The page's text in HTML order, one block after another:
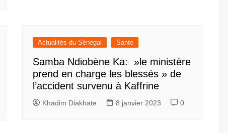
Actualités du Sénégal Sante
Samba Ndiobène Ka: »le ministère
prend en charge les blessés » de
l’accident survenu à Kaffrine
Khadim Diakhate 8 janvier 2023 0